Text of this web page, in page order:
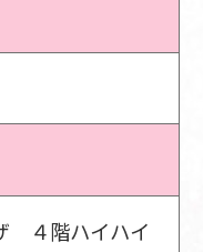
４階ハイハイ